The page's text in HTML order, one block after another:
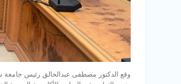
وقع الدكتور مصطفى عبدالخالق رئيس جامعة